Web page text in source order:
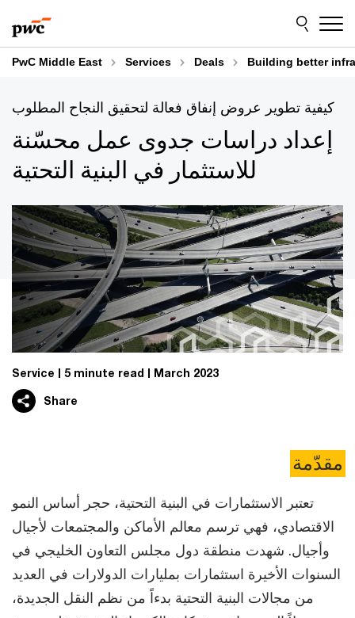
to
content
to
footer
PwC Middle East Services Deals Building better
كيفية تطوير عروض إنفاق فعالة لتحقيق النجاح المطلوب
إعداد دراسات جدوى عمل محسّنة
للاستثمار في البنية التحتية
Service 5 minute read March 2023
Share
مقدّمة
تعتبر الاستثمارات في البنية التحتية، حجر أساس النمو
الاقتصادي، فهي ترسم معالم الأماكن والمجتمعات لأجيال
وأجيال. شهدت منطقة دول مجلس التعاون الخليجي في
السنوات الأخيرة استثمارات بمليارات الدولارات في العديد
من مجالات البنية التحتية بدءاً من نظم النقل الجديدة،